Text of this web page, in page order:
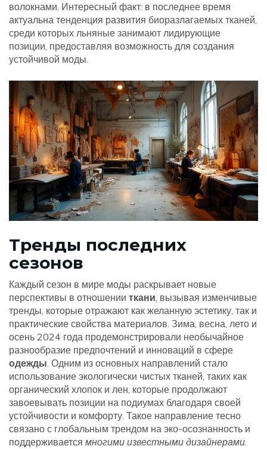
волокнами. Интересный факт: в последнее время
актуальна тенденция развития биоразлагаемых тканей,
среди которых льняные занимают лидирующие
позиции, предоставляя возможность для создания
устойчивой моды.
Тренды последних
сезонов
Каждый сезон в мире моды раскрывает новые
перспективы в отношении ткани, вызывая изменчивые
тренды, которые отражают как желанную эстетику, так и
практические свойства материалов. Зима, весна, лето и
осень 2024 года продемонстрировали необычайное
разнообразие предпочтений и инноваций в сфере
одежды. Одним из основных направлений стало
использование экологически чистых тканей, таких как
органический хлопок и лен, которые продолжают
завоевывать позиции на подиумах благодаря своей
устойчивости и комфорту. Такое направление тесно
связано с глобальным трендом на эко-осознанность и
поддерживается многими известными дизайнерами.